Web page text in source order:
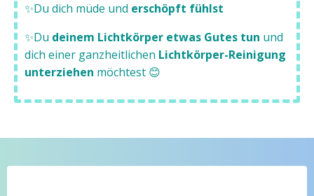
✨Du dich müde und erschöpft fühlst
✨Du deinem Lichtkörper etwas Gutes tun und
dich einer ganzheitlichen Lichtkörper-Reinigung
unterziehen möchtest 😊